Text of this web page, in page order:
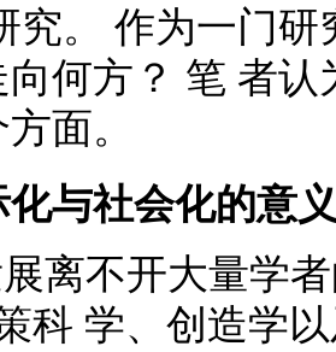
究。 作为一门
何方？ 笔 者
面。
与社会化的意
离不开大量学
科 学、创造学